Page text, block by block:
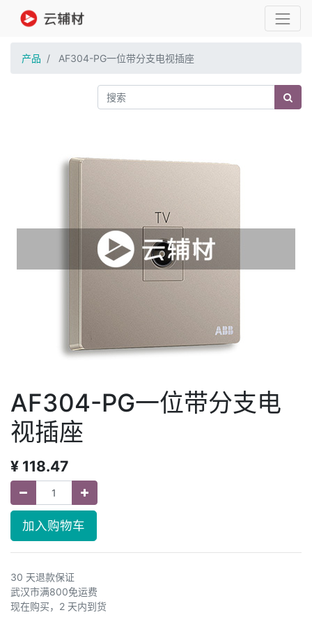
产品 AF304-PG一位带分支电视插座
AF304-PG一位带分支电
视插座
¥ 118.47
加入购物车
30 天退款保证
武汉市满800免运费
现在购买，2 天内到货